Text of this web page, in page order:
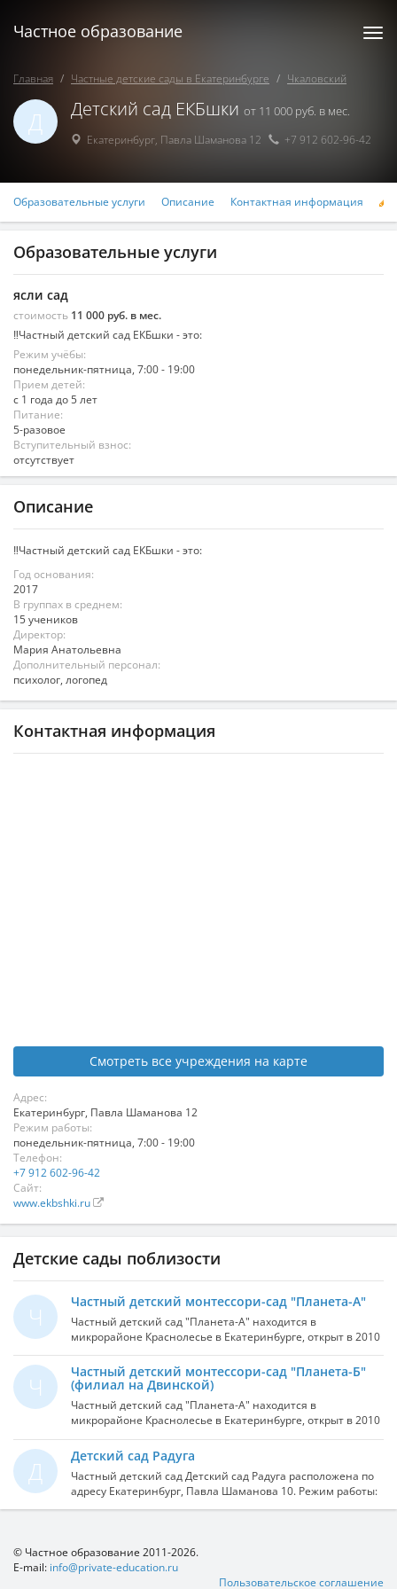
Частное образование
Главная Частные детские сады в Екатеринбурге Чкаловский
Д Детский сад ЕКБшки от 11 000 руб. в мес.
Екатеринбург, Павла Шаманова 12 +7 912 602-96-42
Образовательные услуги Описание Контактная информация
Образовательные услуги
ясли сад
стоимость 11 000 руб. в мес.
‼Частный детский сад ЕКБшки - это:
Режим учёбы:
понедельник-пятница, 7:00 - 19:00
Прием детей:
с 1 года до 5 лет
Питание:
5-разовое
Вступительный взнос:
отсутствует
Описание
‼Частный детский сад ЕКБшки - это:
Год основания:
2017
В группах в среднем:
15 учеников
Директор:
Мария Анатольевна
Дополнительный персонал:
психолог, логопед
Контактная информация
Смотреть все учреждения на карте
Адрес:
Екатеринбург, Павла Шаманова 12
Режим работы:
понедельник-пятница, 7:00 - 19:00
Телефон:
+7 912 602-96-42
Сайт:
www.ekbshki.ru
Детские сады поблизости
Ч
Частный детский монтессори-сад "Планета-А"
Частный детский сад "Планета-А" находится в
микрорайоне Краснолесье в Екатеринбурге, открыт в 2010
году.В каждой группе современная мебель и игрушки,
кроватки с ортопедическими матрасиками, системой
ионизация и увлажнение воздуха; мини зоопарк, изо –
студия, спортивный и музыкальный зал, кабинет
психолога, логопеда и английского языка, медицинский
блок с массажной комнатой и изолятором; охрана,
круглосуточное видеонаблюдение территории и каждой
группы. Экологически чистый район с удобной
транспортной развязкой.
Ч
Частный детский монтессори-сад "Планета-Б"
(филиал на Двинской)
Частный детский сад "Планета-А" находится в
микрорайоне Краснолесье в Екатеринбурге, открыт в 2010
кроватки с ортопедическими матрасиками, системой
ионизация и увлажнение воздуха; мини зоопарк, изо –
студия, спортивный и музыкальный зал, кабинет
психолога, логопеда и английского языка, медицинский
блок с массажной комнатой и изолятором; охрана,
транспортной развязкой.
Д
Детский сад Радуга
Частный детский сад Детский сад Радуга расположена по
адресу Екатеринбург, Павла Шаманова 10. Режим работы:
понедельник-пятница, 8:00 - 20:00
© Частное образование 2011-2026.
E-mail: info@private-education.ru
Пользовательское соглашение